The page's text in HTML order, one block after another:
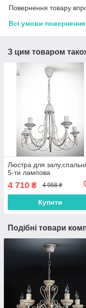
Повернення товару
Всі умови повернення
З цим товаром
Люстра для залу,спальні
5-ти лампова
4 710 ₴ 4 958 ₴
Купити
Подібні товари